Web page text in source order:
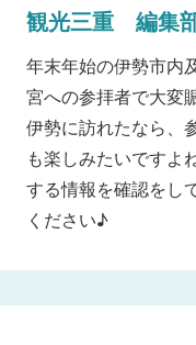
観光三重 編集
年末年始の伊勢市内
宮への参拝者で大変
伊勢に訪れたなら、
も楽しみたいですよ
する情報を確認をし
ください♪